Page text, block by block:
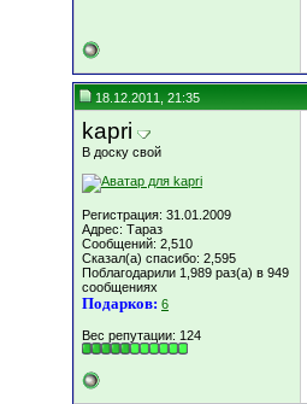
18.12.2011, 21:35
kapri
В доску свой
Регистрация: 31.01.2009
Адрес: Тараз
Сообщений: 2,510
Сказал(а) спасибо: 2,595
Поблагодарили 1,989 раз(а) в 949
сообщениях
Подарков: 6
Вес репутации: 124